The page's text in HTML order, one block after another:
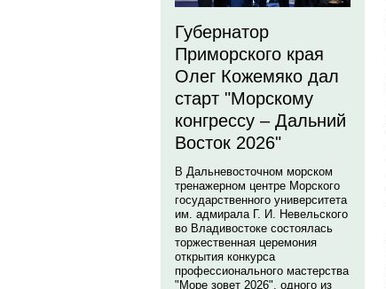
Губернатор
Приморского края
Олег Кожемяко дал
старт "Морскому
конгрессу – Дальний
Восток 2026"
В Дальневосточном морском
тренажерном центре Морского
государственного университета
им. адмирала Г. И. Невельского
во Владивостоке состоялась
торжественная церемония
открытия конкурса
профессионального мастерства
"Море зовет 2026", одного из